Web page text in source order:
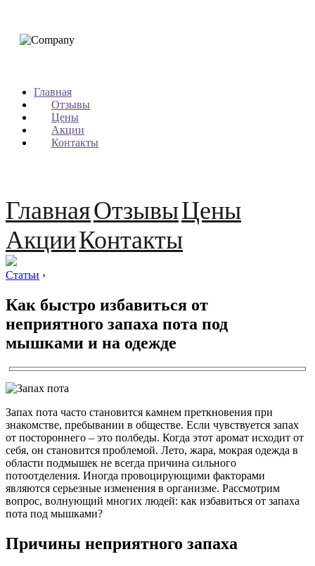
Главная
Отзывы
Цены
Акции
Контакты
ГлавнаяОтзывыЦены
АкцииКонтакты
Статьи ›
Как быстро избавиться от
неприятного запаха пота под
мышками и на одежде
Запах пота часто становится камнем преткновения при
знакомстве, пребывании в обществе. Если чувствуется запах
от постороннего – это полбеды. Когда этот аромат исходит от
себя, он становится проблемой. Лето, жара, мокрая одежда в
области подмышек не всегда причина сильного
потоотделения. Иногда провоцирующими факторами
являются серьезные изменения в организме. Рассмотрим
вопрос, волнующий многих людей: как избавиться от запаха
пота под мышками?
Причины неприятного запаха